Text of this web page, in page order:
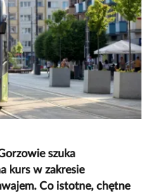
szuka
kurs w zakresie
Co istotne, chętne